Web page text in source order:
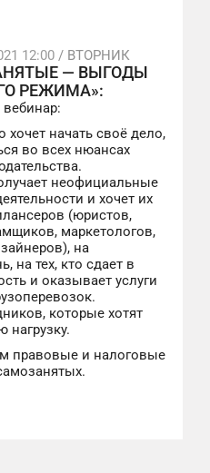
12:00 / ВТОРНИК
— ВЫГОДЫ
РЕЖИМА»:
хочет начать своё дело,
во всех нюансах
неофициальные
и хочет их
(юристов,
маркетологов,
на
на тех, кто сдает в
и оказывает услуги
которые хотят
нагрузку.
правовые и налоговые